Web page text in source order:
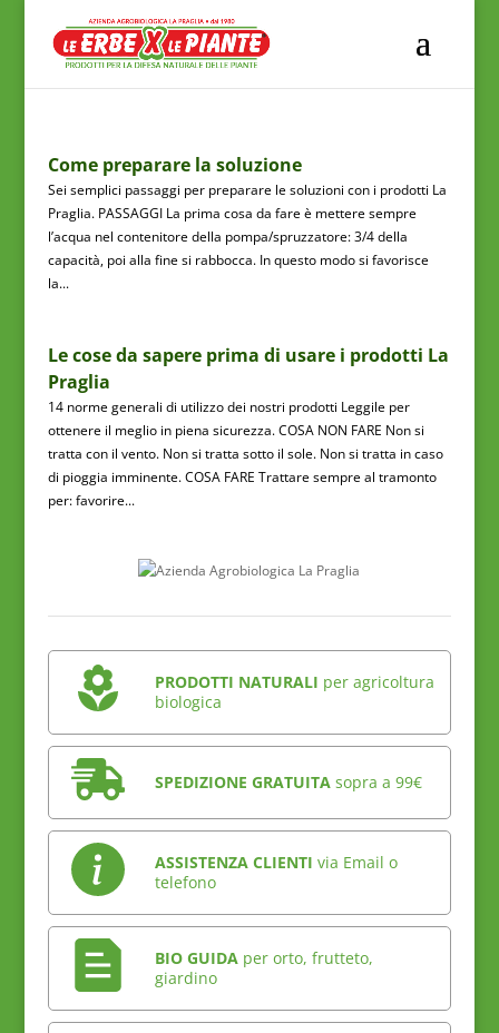
Come preparare la soluzione
Sei semplici passaggi per preparare le soluzioni con i prodotti La
Praglia. PASSAGGI La prima cosa da fare è mettere sempre
l’acqua nel contenitore della pompa/spruzzatore: 3/4 della
capacità, poi alla fine si rabbocca. In questo modo si favorisce
la...
Le cose da sapere prima di usare i prodotti La
Praglia
14 norme generali di utilizzo dei nostri prodotti Leggile per
ottenere il meglio in piena sicurezza. COSA NON FARE Non si
tratta con il vento. Non si tratta sotto il sole. Non si tratta in caso
di pioggia imminente. COSA FARE Trattare sempre al tramonto
per: favorire...
PRODOTTI NATURALI per agricoltura
biologica
SPEDIZIONE GRATUITAsopra a 99€
ASSISTENZA CLIENTI via Email o
telefono
BIO GUIDAper orto, frutteto,
giardino